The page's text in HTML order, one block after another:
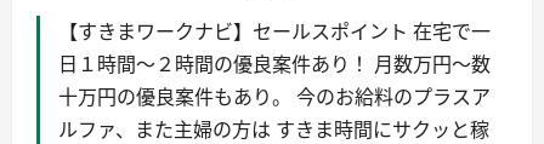
【すきまワークナビ】セールスポイント 在宅で一
日１時間〜２時間の優良案件あり！ 月数万円〜数
十万円の優良案件もあり。 今のお給料のプラスア
ルファ、また主婦の方は すきま時間にサクッと稼